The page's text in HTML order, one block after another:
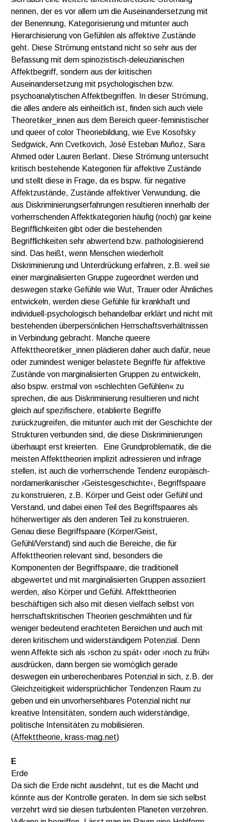
nennen, der es vor allem um die Auseinandersetzung mit
der Benennung, Kategorisierung und mitunter auch
Hierarchisierung von Gefühlen als affektive Zustände
geht. Diese Strömung entstand nicht so sehr aus der
Befassung mit dem spinozistisch-deleuzianischen
Affektbegriff, sondern aus der kritischen
Auseinandersetzung mit psychologischen bzw.
psychoanalytischen Affektbegriffen. In dieser Strömung,
die alles andere als einheitlich ist, finden sich auch viele
Theoretiker_innen aus dem Bereich queer-feministischer
und queer of color Theoriebildung, wie Eve Kosofsky
Sedgwick, Ann Cvetkovich, José Esteban Muñoz, Sara
Ahmed oder Lauren Berlant. Diese Strömung untersucht
kritisch bestehende Kategorien für affektive Zustände
und stellt diese in Frage, da es bspw. für negative
Affektzustände, Zustände affektiver Verwundung, die
aus Diskriminierungserfahrungen resultieren innerhalb der
vorherrschenden Affektkategorien häufig (noch) gar keine
Begrifflichkeiten gibt oder die bestehenden
Begrifflichkeiten sehr abwertend bzw. pathologisierend
sind. Das heißt, wenn Menschen wiederholt
Diskriminierung und Unterdrückung erfahren, z.B. weil sie
einer marginalisierten Gruppe zugeordnet werden und
deswegen starke Gefühle wie Wut, Trauer oder Ähnliches
entwickeln, werden diese Gefühle für krankhaft und
individuell-psychologisch behandelbar erklärt und nicht mit
bestehenden überpersönlichen Herrschaftsverhältnissen
in Verbindung gebracht. Manche queere
Affekttheoretiker_innen plädieren daher auch dafür, neue
oder zumindest weniger belastete Begriffe für affektive
Zustände von marginalisierten Gruppen zu entwickeln,
also bspw. erstmal von »schlechten Gefühlen« zu
sprechen, die aus Diskriminierung resultieren und nicht
gleich auf spezifischere, etablierte Begriffe
zurückzugreifen, die mitunter auch mit der Geschichte der
Strukturen verbunden sind, die diese Diskriminierungen
überhaupt erst kreierten. Eine Grundproblematik, die die
meisten Affekttheorien implizit adressieren und infrage
stellen, ist auch die vorherrschende Tendenz europäisch-
nordamerikanischer ›Geistesgeschichte‹, Begriffspaare
zu konstruieren, z.B. Körper und Geist oder Gefühl und
Verstand, und dabei einen Teil des Begriffspaares als
höherwertiger als den anderen Teil zu konstruieren.
Genau diese Begriffspaare (Körper/Geist,
Gefühl/Verstand) sind auch die Bereiche, die für
Affekttheorien relevant sind, besonders die
Komponenten der Begriffspaare, die traditionell
abgewertet und mit marginalisierten Gruppen assoziiert
werden, also Körper und Gefühl. Affekttheorien
beschäftigen sich also mit diesen vielfach selbst von
herrschaftskritischen Theorien geschmähten und für
weniger bedeutend erachteten Bereichen und auch mit
deren kritischem und widerständigem Potenzial. Denn
wenn Affekte sich als ›schon zu spät‹ oder ›noch zu früh‹
ausdrücken, dann bergen sie womöglich gerade
deswegen ein unberechenbares Potenzial in sich, z.B. der
Gleichzeitigkeit widersprüchlicher Tendenzen Raum zu
geben und ein unvorhersehbares Potenzial nicht nur
kreative Intensitäten, sondern auch widerständige,
politische Intensitäten zu mobilisieren.
(Affekttheorie, krass-mag.net)
E
Erde
Da sich die Erde nicht ausdehnt, tut es die Macht und
könnte aus der Kontrolle geraten. In dem sie sich selbst
verzehrt wird sie diesen turbulenten Planeten verzehren.